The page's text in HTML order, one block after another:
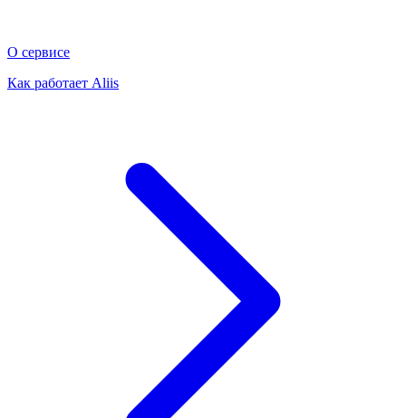
О сервисе
Как работает Aliis